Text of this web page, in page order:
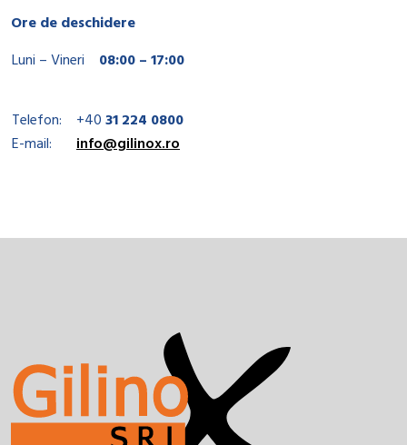
Ore de deschidere
Luni – Vineri
08:00 – 17:00
Telefon: +4031 224 0800
E-mail:
info@gilinox.ro